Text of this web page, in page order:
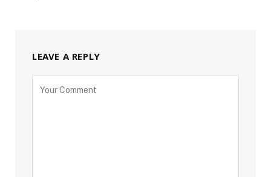
LEAVE A REPLY